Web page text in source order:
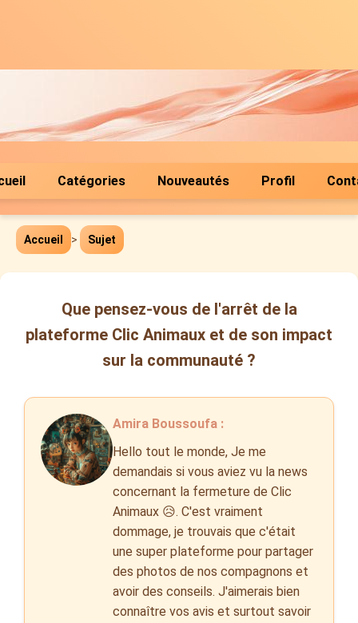
Catégories Nouveautés Profil
Accueil > Sujet
Que pensez-vous de l'arrêt de la
plateforme Clic Animaux et de son impact
sur la communauté ?
Amira Boussoufa :
Hello tout le monde, Je me
demandais si vous aviez vu la news
concernant la fermeture de Clic
Animaux 😥. C'est vraiment
dommage, je trouvais que c'était
une super plateforme pour partager
des photos de nos compagnons et
avoir des conseils. J'aimerais bien
connaître vos avis et surtout savoir